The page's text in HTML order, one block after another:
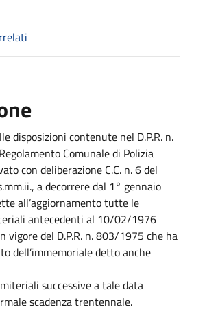
disposizioni contenute nel D.P.R. n.
Comunale di Polizia
con deliberazione C.C. n. 6 del
a decorrere dal 1° gennaio
all’aggiornamento tutte le
antecedenti al 10/02/1976
vigore del D.P.R. n. 803/1975 che ha
dell’immemoriale detto anche
successive a tale data
scadenza trentennale.